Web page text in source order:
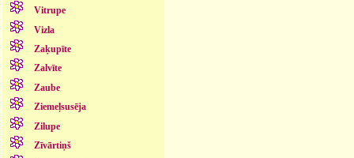
Vitrupe
Vizla
Zaķupīte
Zalvīte
Zaube
Ziemeļsusēja
Zilupe
Zīvārtiņš